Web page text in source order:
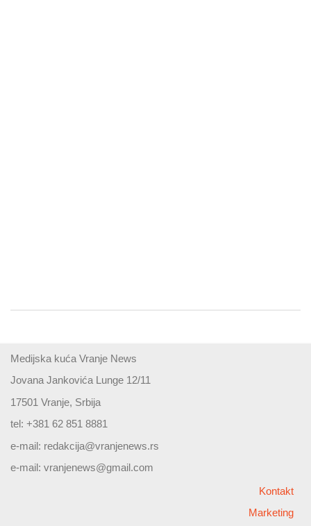
Medijska kuća Vranje News
Jovana Jankovića Lunge 12/11
17501 Vranje, Srbija
tel: +381 62 851 8881
e-mail: redakcija@vranjenews.rs
e-mail: vranjenews@gmail.com
Kontakt
Marketing